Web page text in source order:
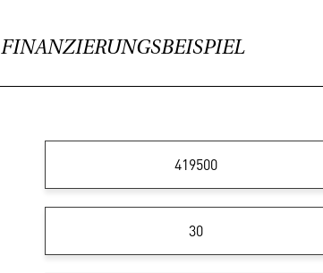
FINANZIERUNGSBEISPIEL